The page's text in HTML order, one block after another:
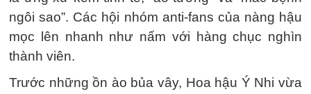
ngôi sao”. Các hội nhóm anti-fans của nàng hậu
mọc lên nhanh như nấm với hàng chục nghìn
thành viên.
Trước những ồn ào bủa vây, Hoa hậu Ý Nhi vừa